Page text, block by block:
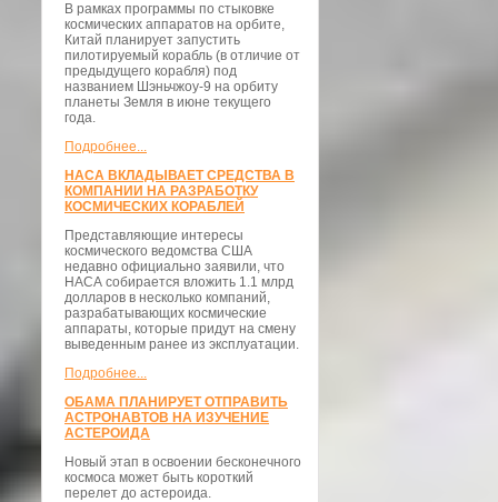
В рамках программы по стыковке
космических аппаратов на орбите,
Китай планирует запустить
пилотируемый корабль (в отличие от
предыдущего корабля) под
названием Шэньчжоу-9 на орбиту
планеты Земля в июне текущего
года.
Подробнее...
НАСА ВКЛАДЫВАЕТ СРЕДСТВА В
КОМПАНИИ НА РАЗРАБОТКУ
КОСМИЧЕСКИХ КОРАБЛЕЙ
Представляющие интересы
космического ведомства США
недавно официально заявили, что
НАСА собирается вложить 1.1 млрд
долларов в несколько компаний,
разрабатывающих космические
аппараты, которые придут на смену
выведенным ранее из эксплуатации.
Подробнее...
ОБАМА ПЛАНИРУЕТ ОТПРАВИТЬ
АСТРОНАВТОВ НА ИЗУЧЕНИЕ
АСТЕРОИДА
Новый этап в освоении бесконечного
космоса может быть короткий
перелет до астероида.